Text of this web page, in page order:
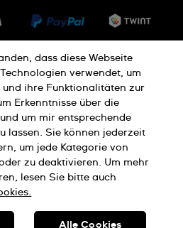
Cookies Hinweis
Impressum
MADE
dass diese Webseite
verwendet, um
und ihre Funktionalitäten zur
Erkenntnisse über die
um mir entsprechende
lassen. Sie können jederzeit
um jede Kategorie von
zu deaktivieren. Um mehr
lesen Sie bitte auch
Alle Cookies